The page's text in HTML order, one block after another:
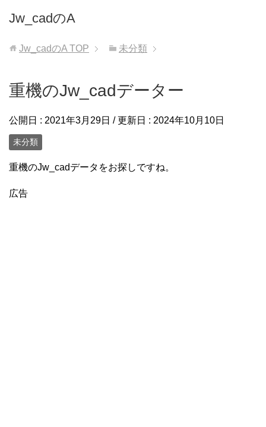
Jw_cadのA
Jw_cadのA TOP 未分類
重機のJw_cadデーター
公開日 : 2021年3月29日 / 更新日 : 2024年10月10日
未分類
重機のJw_cadデータをお探しですね。
広告